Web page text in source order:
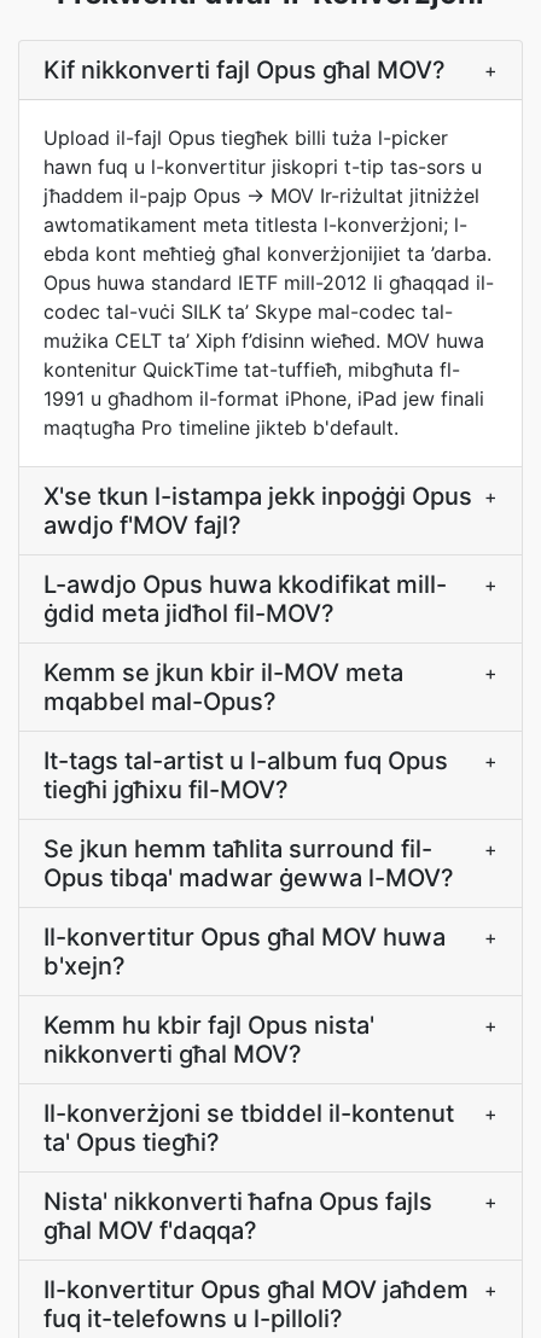
Kif nikkonverti fajl Opus għal MOV? +
Upload il-fajl Opus tiegħek billi tuża l-picker
hawn fuq u l-konvertitur jiskopri t-tip tas-sors u
jħaddem il-pajp Opus → MOV Ir-riżultat jitniżżel
awtomatikament meta titlesta l-konverżjoni; l-
ebda kont meħtieġ għal konverżjonijiet ta ’darba.
Opus huwa standard IETF mill-2012 li għaqqad il-
codec tal-vuċi SILK ta’ Skype mal-codec tal-
mużika CELT ta’ Xiph f’disinn wieħed. MOV huwa
kontenitur QuickTime tat-tuffieħ, mibgħuta fl-
1991 u għadhom il-format iPhone, iPad jew finali
maqtugħa Pro timeline jikteb b'default.
X'se tkun l-istampa jekk inpoġġi Opus
awdjo f'MOV fajl?
+
L-awdjo Opus huwa kkodifikat mill-
ġdid meta jidħol fil-MOV?
+
Kemm se jkun kbir il-MOV meta
mqabbel mal-Opus?
+
It-tags tal-artist u l-album fuq Opus
tiegħi jgħixu fil-MOV?
+
Se jkun hemm taħlita surround fil-
Opus tibqa' madwar ġewwa l-MOV?
+
Il-konvertitur Opus għal MOV huwa
b'xejn?
+
Kemm hu kbir fajl Opus nista'
nikkonverti għal MOV?
+
Il-konverżjoni se tbiddel il-kontenut
ta' Opus tiegħi?
+
Nista' nikkonverti ħafna Opus fajls
għal MOV f'daqqa?
+
Il-konvertitur Opus għal MOV jaħdem
fuq it-telefowns u l-pilloli?
+